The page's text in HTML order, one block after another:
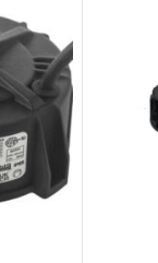
Voltage):
LED.
Current):
yêu cầu của đèn.
>93% – Tiết kiệm
(Operating
môi trường khắc